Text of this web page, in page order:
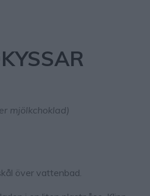
mjölkchoklad)
över vattenbad.